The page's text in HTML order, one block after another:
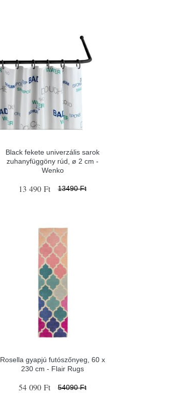
Black fekete univerzális sarok
zuhanyfüggöny rúd, ø 2 cm -
Wenko
13 490 Ft 13490 Ft
Rosella gyapjú futószőnyeg, 60 x
230 cm - Flair Rugs
54 090 Ft 54090 Ft